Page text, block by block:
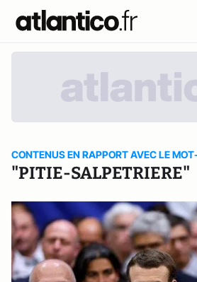
CONTENUS EN RAPPORT AVEC LE
"PITIE-SALPETRIERE"